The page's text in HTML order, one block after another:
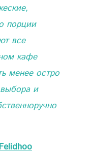
порции
все
кафе
менее остро
и